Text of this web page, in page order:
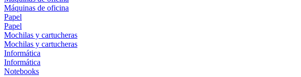
Máquinas de oficina
Papel
Papel
Mochilas y cartucheras
Mochilas y cartucheras
Informática
Informática
Notebooks